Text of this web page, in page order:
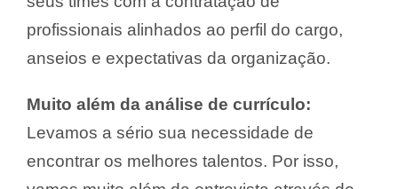
profissionais alinhados ao perfil do cargo,
anseios e expectativas da organização.
Muito além da análise de currículo:
Levamos a sério sua necessidade de
encontrar os melhores talentos. Por isso,